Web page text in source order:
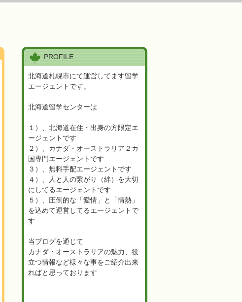
PROFILE
北海道札幌市にて運営してます留学
エージェントです。
北海道留学センターは
１）、北海道在住・出身の方限定エ
ージェントです
２）、カナダ・オーストラリア２カ
国専門エージェントです
３）、無料手配エージェントです
４）、人と人の繋がり（絆）を大切
にしてるエージェントです
５）、圧倒的な「愛情」と「情熱」
を込めて運営してるエージェントで
す
当ブログを通じて
カナダ・オーストラリアの魅力、役
立つ情報など様々な事をご紹介出来
ればと思っております